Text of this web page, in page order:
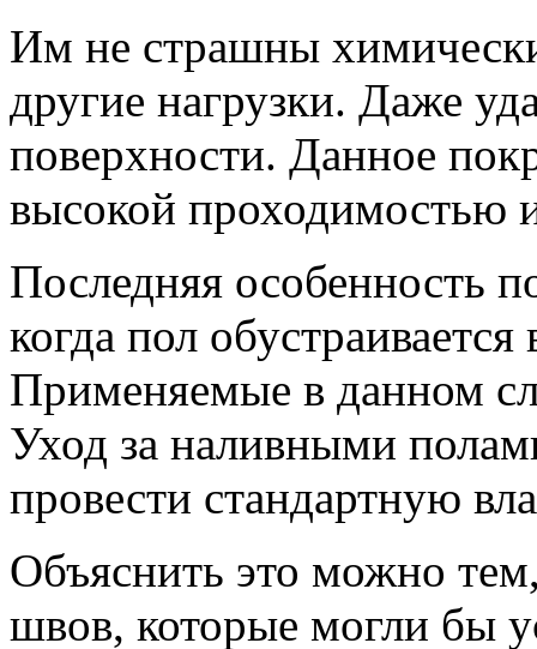
Им не страшны
другие нагрузки. Даже
поверхности. Данное
высокой проходимостью
Последняя особенность
когда пол
Применяемые в данном
Уход за наливными
провести стандартную
Объяснить это можно
швов, которые могли бы